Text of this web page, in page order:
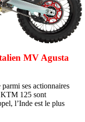
MV Agusta
ses actionnaires
KTM 125 sont
l’Inde est le plus